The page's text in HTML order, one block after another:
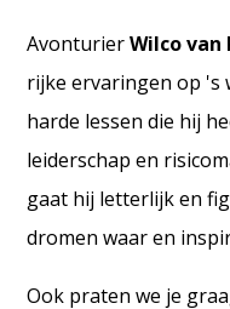
AvonturierWilco van
rijke ervaringen op 's
harde lessen die hij
leiderschap en
gaat hij letterlijk en
dromen waar en
Ook praten we je